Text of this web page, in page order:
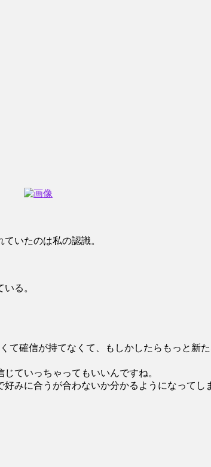
いたのは私の認識。
る。
確信が持てなくて、もしかしたらもっと新
ていっちゃってもいいんですね。
みに合うが合わないか分かるようになってし